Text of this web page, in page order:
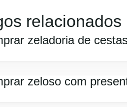
relacionados
zeladoria de
zeloso com